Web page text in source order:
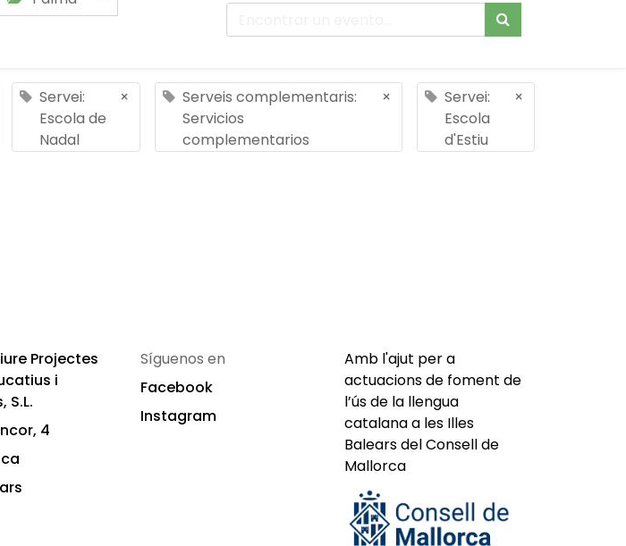
Servei:
Escola de
Nadal
×
Serveis complementaris:
Servicios
complementarios
×
Servei:
Escola
d'Estiu
×
Projectes
i
S.L.
4
Síguenos en
Facebook
Instagram
Amb l'ajut per a
actuacions de foment de
l’ús de la llengua
catalana a les Illes
Balears del Consell de
Mallorca